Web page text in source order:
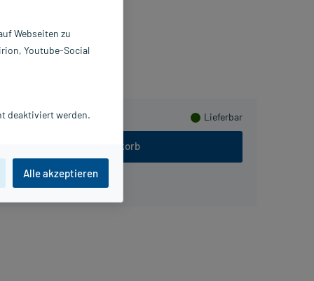
Lieferbar
In den Warenkorb
Webseiten zu
Youtube-Social
deaktiviert werden.
Alle akzeptieren